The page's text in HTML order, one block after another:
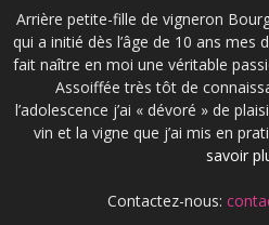
Arrière petite-fille de vigneron
qui a initié dès l’âge de 10 ans mes
fait naître en moi une véritable
Assoiffée très tôt de
l’adolescence j’ai « dévoré » de
vin et la vigne que j’ai mis en
savoir
Contactez-nous: